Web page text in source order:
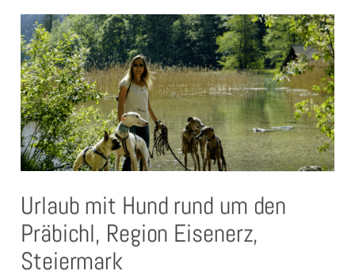
Urlaub mit Hund rund um den
Präbichl, Region Eisenerz,
Steiermark